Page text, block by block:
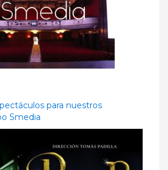
para nuestros
Smedia